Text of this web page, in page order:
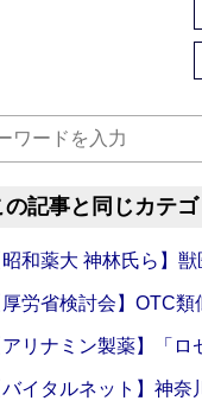
の記事と同じカテ
昭和薬大 神林氏ら】
厚労省検討会】OTC
アリナミン製薬】「
バイタルネット】神